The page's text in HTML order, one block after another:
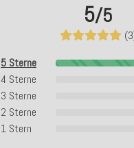
5/5
5 Sterne
4 Sterne
3 Sterne
2 Sterne
1 Stern